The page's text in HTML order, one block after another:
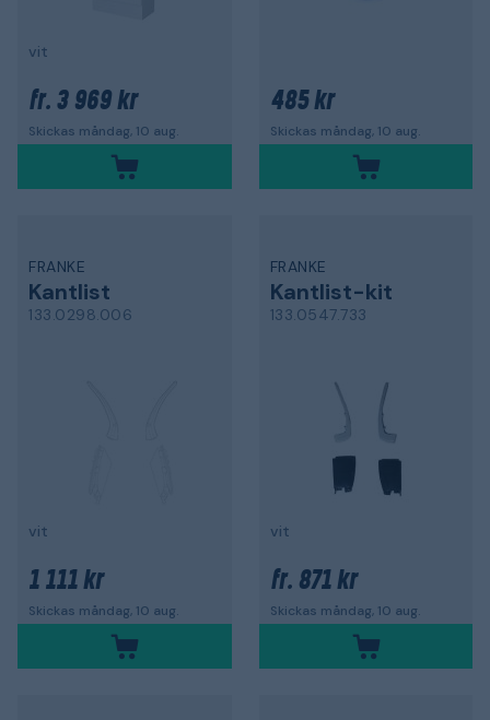
vit
fr. 3 969 kr
Skickas måndag, 10 aug.
485 kr
Skickas måndag, 10 aug.
FRANKE
Kantlist
133.0298.006
vit
1 111 kr
Skickas måndag, 10 aug.
FRANKE
Kantlist-kit
133.0547.733
vit
fr. 871 kr
Skickas måndag, 10 aug.